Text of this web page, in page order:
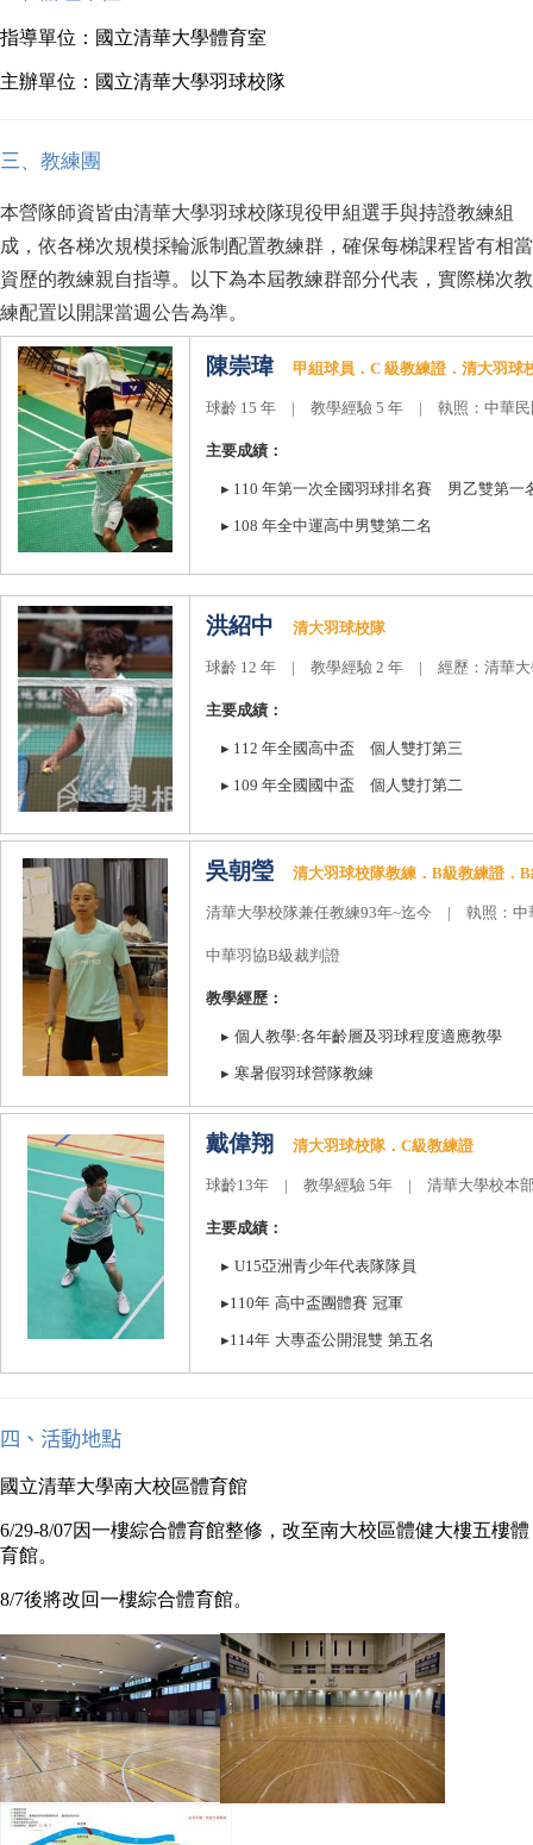
指導單位：國立清華大學體育室
主辦單位：國立清華大學羽球校隊
三、教練團
本營隊師資皆由清華大學羽球校隊現役甲組選手與持證教練組
成，依各梯次規模採輪派制配置教練群，確保每梯課程皆有相當
資歷的教練親自指導。以下為本屆教練群部分代表，實際梯次教
練配置以開課當週公告為準。
陳崇瑋 甲組球員． C 級教練證．清大羽球
球齡 15 年 | 教學經驗 5 年 | 執照：中華民
主要成績：
▸ 110 年第一次全國羽球排名賽 男乙雙第一
▸ 108 年全中運高中男雙第二名
洪紹中 清大羽球校隊
球齡 12 年 | 教學經驗 2 年 | 經歷：清華大
主要成績：
▸ 112 年全國高中盃 個人雙打第三
▸ 109 年全國國中盃 個人雙打第二
吳朝瑩 清大羽球校隊教練． B級教練證． B
清華大學校隊兼任教練93年~迄今 | 執照：中
中華羽協B級裁判證
教學經歷：
▸ 個人教學:各年齡層及羽球程度適應教學
▸ 寒暑假羽球營隊教練
戴偉翔 清大羽球校隊． C級教練證
球齡13年 | 教學經驗 5年 | 清華大學校本
主要成績：
▸ U15亞洲青少年代表隊隊員
▸110年 高中盃團體賽 冠軍
▸114年 大專盃公開混雙 第五名
四、活動地點
國立清華大學南大校區體育館
6/29-8/07因一樓綜合體育館整修，改至南大校區體健大樓五樓體
育館。
8/7後將改回一樓綜合體育館。